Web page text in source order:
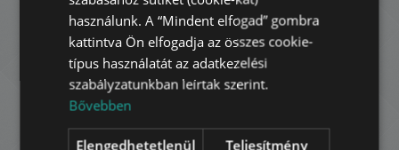
közelsége miatt preferálhatják a környéket. Az
Andrássy úton több irodaház is várja az elegáns
lokációt kereső cégeket.
Havi bérleti díj:
FRENCH
ARABIC
használunk. A “Mindent elfogad” gombra
kattintva Ön elfogadja az összes cookie-
típus használatát az adatkezelési
szabályzatunkban leírtak szerint.
Bővebben
Elengedhetetlenül Teljesítmény